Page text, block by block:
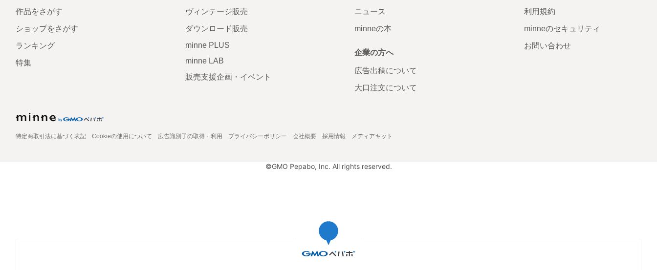
作品をさがす
ショップをさがす
ランキング
特集
ヴィンテージ販売
ダウンロード販売
minne PLUS
minne LAB
販売支援企画・イベント
ニュース
minneの本
企業の方へ
広告出稿について
大口注文について
利用規約
minneのセキュリティ
お問い合わせ
特定商取引法に基づく表記 Cookieの使用について 広告識別子の取得・利用 プライバシーポリシー 会社概要 採用情報 メディアキット
©GMO Pepabo, Inc. All rights reserved.